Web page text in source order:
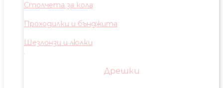
Столчета за кола
Проходилки и бънджита
Шезлонзи и люлки
Дрешки